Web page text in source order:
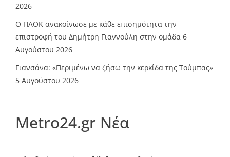
2026
Ο ΠΑΟΚ ανακοίνωσε με κάθε επισημότητα την
επιστροφή του Δημήτρη Γιαννούλη στην ομάδα 6
Αυγούστου 2026
Γιανσάνα: «Περιμένω να ζήσω την κερκίδα της Τούμπας»
5 Αυγούστου 2026
Metro24.gr Νέα